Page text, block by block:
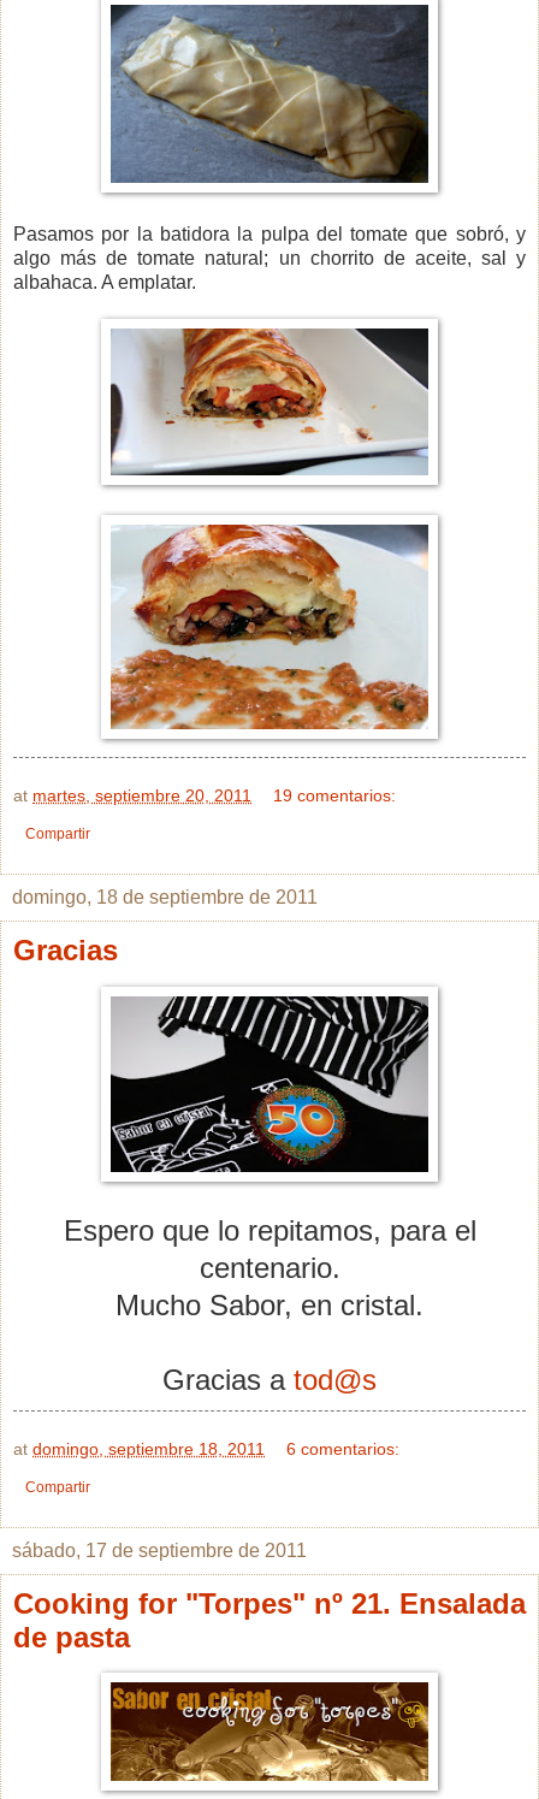
Pasamos por la batidora la pulpa del tomate que sobró, y
algo más de tomate natural; un chorrito de aceite, sal y
albahaca. A emplatar.
at martes, septiembre 20, 2011 19 comentarios:
Compartir
domingo, 18 de septiembre de 2011
Gracias
Espero que lo repitamos, para el
centenario.
Mucho Sabor, en cristal.
Gracias a tod@s
at domingo, septiembre 18, 2011 6 comentarios:
Compartir
sábado, 17 de septiembre de 2011
Cooking for "Torpes" nº 21. Ensalada
de pasta